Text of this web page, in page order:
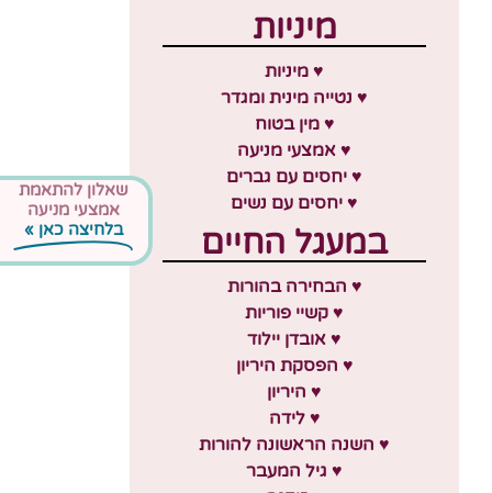
מיניות
♥ מיניות
♥ נטייה מינית ומגדר
♥ מין בטוח
♥ אמצעי מניעה
♥ יחסים עם גברים
♥ יחסים עם נשים
במעגל החיים
♥ הבחירה בהורות
♥ קשיי פוריות
♥ אובדן יילוד
♥ הפסקת היריון
♥ היריון
♥ לידה
♥ השנה הראשונה להורות
♥ גיל המעבר
שאלון להתאמת
אמצעי מניעה
בלחיצה כאן »